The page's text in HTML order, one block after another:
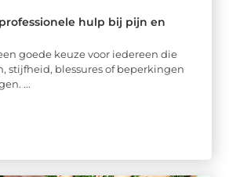
hulp bij pijn en
goede keuze voor iedereen die
stijfheid, blessures of beperkingen
...